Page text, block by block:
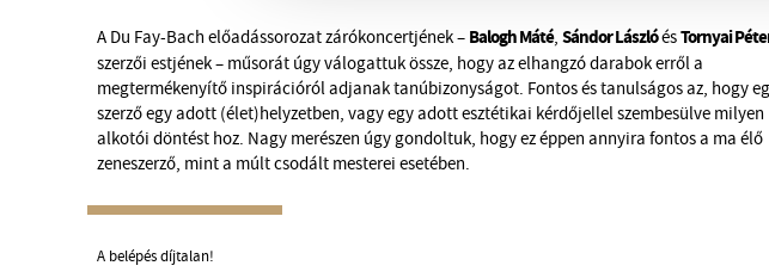
A Du Fay-Bach előadássorozat zárókoncertjének – Balogh Máté,Sándor LászlóésTornyai
szerzői estjének – műsorát úgy válogattuk össze, hogy az elhangzó darabok erről a
megtermékenyítő inspirációról adjanak tanúbizonyságot. Fontos és tanulságos az, hogy
szerző egy adott (élet)helyzetben, vagy egy adott esztétikai kérdőjellel szembesülve milyen
alkotói döntést hoz. Nagy merészen úgy gondoltuk, hogy ez éppen annyira fontos a ma élő
zeneszerző, mint a múlt csodált mesterei esetében.
A belépés díjtalan!